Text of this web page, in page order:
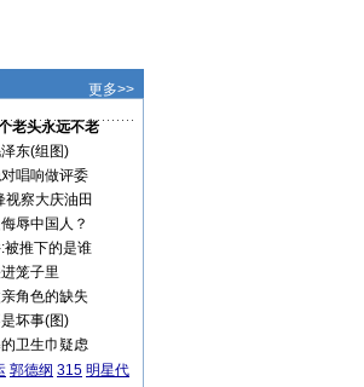
更多>>
老头永远不老
东(组图)
唱响做评委
视察大庆油田
辱中国人？
被推下的是谁
笼子里
角色的缺失
坏事(图)
卫生巾疑虑
郭德纲 315 明星代